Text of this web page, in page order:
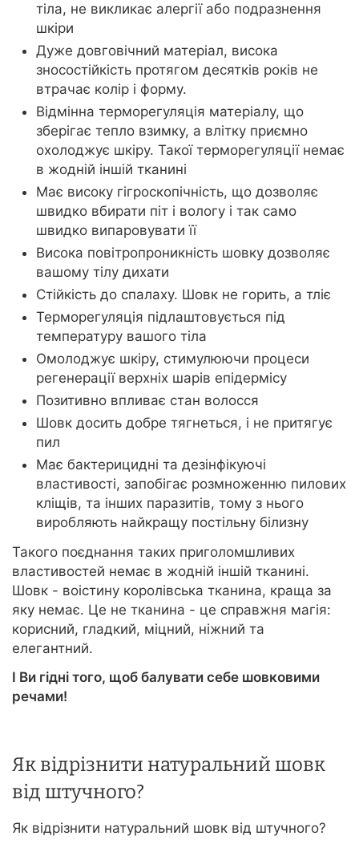
тіла, не викликає алергії або подразнення
шкіри
Дуже довговічний матеріал, висока
зносостійкість протягом десятків років не
втрачає колір і форму.
Відмінна терморегуляція матеріалу, що
зберігає тепло взимку, а влітку приємно
охолоджує шкіру. Такої терморегуляції немає
в жодній іншій тканині
Має високу гігроскопічність, що дозволяє
швидко вбирати піт і вологу і так само
швидко випаровувати її
Висока повітропроникність шовку дозволяє
вашому тілу дихати
Стійкість до спалаху. Шовк не горить, а тліє
Терморегуляція підлаштовується під
температуру вашого тіла
Омолоджує шкіру, стимулюючи процеси
регенерації верхніх шарів епідермісу
Позитивно впливає стан волосся
Шовк досить добре тягнеться, і не притягує
пил
Має бактерицидні та дезінфікуючі
властивості, запобігає розмноженню пилових
кліщів, та інших паразитів, тому з нього
виробляють найкращу постільну білизну
Такого поєднання таких приголомшливих
властивостей немає в жодній іншій тканині.
Шовк - воістину королівська тканина, краща за
яку немає. Це не тканина - це справжня магія:
корисний, гладкий, міцний, ніжний та
елегантний.
І Ви гідні того, щоб балувати себе шовковими
речами!
Як відрізнити натуральний шовк
від штучного?
Як відрізнити натуральний шовк від штучного?